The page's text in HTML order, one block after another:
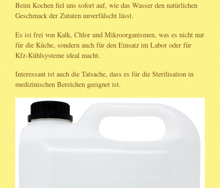
Beim Kochen fiel uns sofort auf, wie das Wasser den natürlichen
Geschmack der Zutaten unverfälscht lässt.
Es ist frei von Kalk, Chlor und Mikroorganismen, was es nicht nur
für die Küche, sondern auch für den Einsatz im Labor oder für
Kfz-Kühlsysteme ideal macht.
Interessant ist auch die Tatsache, dass es für die Sterilisation in
medizinischen Bereichen geeignet ist.